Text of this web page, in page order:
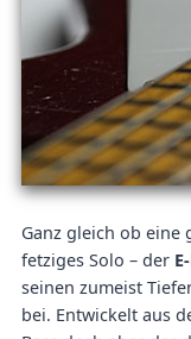
Ganz gleich ob eine
fetziges Solo – der
seinen zumeist
bei. Entwickelt aus